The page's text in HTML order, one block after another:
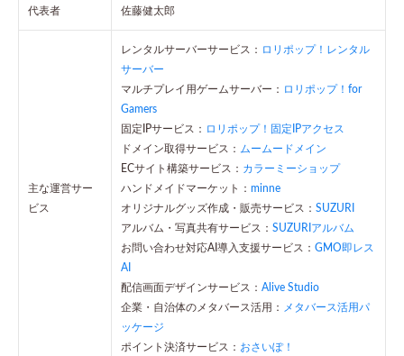
代表者 佐藤健太郎
主な運営サー
ビス
レンタルサーバーサービス： ロリポップ！レンタル
サーバー
マルチプレイ用ゲームサーバー： ロリポップ！for
Gamers
固定IPサービス： ロリポップ！固定IPアクセス
ドメイン取得サービス： ムームードメイン
ECサイト構築サービス： カラーミーショップ
ハンドメイドマーケット： minne
オリジナルグッズ作成・販売サービス： SUZURI
アルバム・写真共有サービス： SUZURIアルバム
お問い合わせ対応AI導入支援サービス： GMO即レス
AI
配信画面デザインサービス： Alive Studio
企業・自治体のメタバース活用：
メタバース活用パ
ッケージ
ポイント決済サービス： おさいぽ！